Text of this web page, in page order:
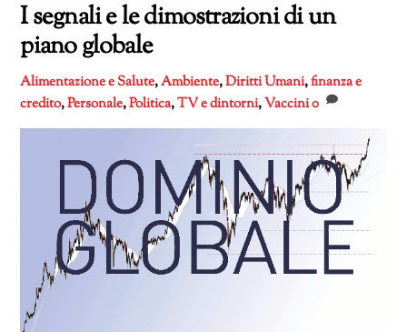
I segnali e le dimostrazioni di un
piano globale
Alimentazione e Salute,Ambiente,Diritti Umani,finanza e
credito,Personale,Politica,TV e dintorni,Vaccini0